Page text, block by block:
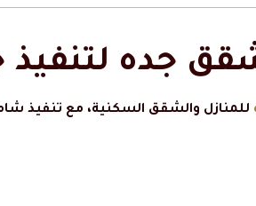
جده لتنفيذ
للمنازل والشقق السكنية، مع تنفيذ